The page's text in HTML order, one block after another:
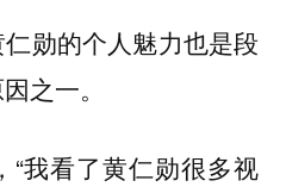
勋的个人魅力也是段
之一。
“我看了黄仁勋很多视